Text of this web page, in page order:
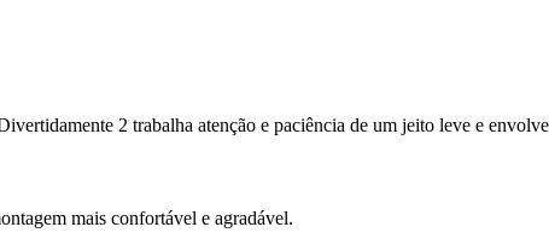
2 trabalha atenção e paciência de um jeito leve e
mais confortável e agradável.